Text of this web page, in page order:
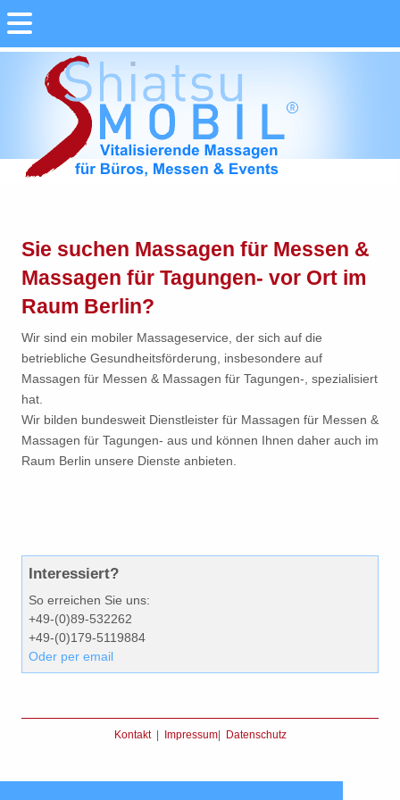
Sie suchen Massagen für Messen &
Massagen für Tagungen- vor Ort im
Raum Berlin?
Wir sind ein mobiler Massageservice, der sich auf die
betriebliche Gesundheitsförderung, insbesondere auf
Massagen für Messen & Massagen für Tagungen-, spezialisiert
hat.
Wir bilden bundesweit Dienstleister für Massagen für Messen &
Massagen für Tagungen- aus und können Ihnen daher auch im
Raum Berlin unsere Dienste anbieten.
Interessiert?
So erreichen Sie uns:
+49-(0)89-532262
+49-(0)179-5119884
Oder per email
Kontakt| Impressum| Datenschutz